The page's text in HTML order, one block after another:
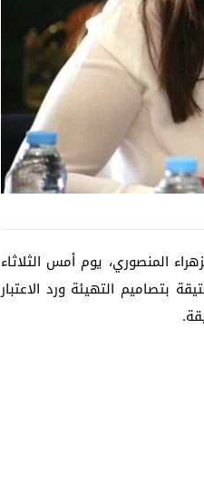
المنصوري، يوم أمس الثلاثاء
أنه تمت تغطية 16 من أصل 32 مدينة عتيقة بتصاميم التهيئة ورد الاعتبار